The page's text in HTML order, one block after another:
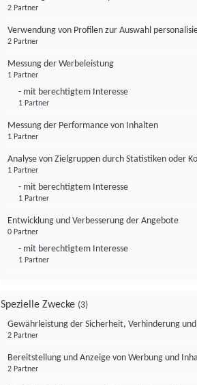
2 Partner
Verwendung von Profilen zur Auswahl
2 Partner
Messung der Werbeleistung
1 Partner
- mit berechtigtem Interesse
1 Partner
Messung der Performance von Inhalten
1 Partner
Analyse von Zielgruppen durch Statistiken oder
1 Partner
- mit berechtigtem Interesse
1 Partner
Entwicklung und Verbesserung der Angebote
0 Partner
- mit berechtigtem Interesse
1 Partner
Spezielle Zwecke (3)
Gewährleistung der Sicherheit, Verhinderung
2 Partner
Bereitstellung und Anzeige von Werbung und
2 Partner